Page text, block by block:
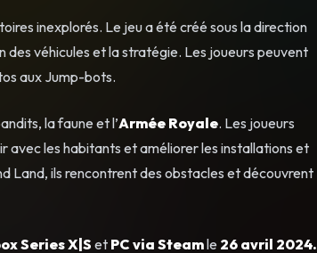
inexplorés. Le jeu a été créé sous la direction
des véhicules et la stratégie. Les joueurs peuvent
aux Jump-bots.
la faune et l’Armée Royale. Les joueurs
avec les habitants et améliorer les installations et
Land, ils rencontrent des obstacles et découvrent
Series X|S et PC via Steamle 26 avril 2024.